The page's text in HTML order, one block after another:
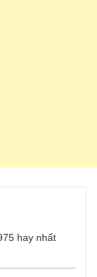
hay nhất